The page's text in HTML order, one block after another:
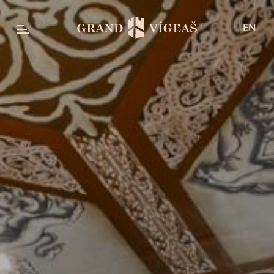
EN
Pobytové balíky
Darčekové poukazy
Izby & apartmány
Izba Classic
Izba Superior